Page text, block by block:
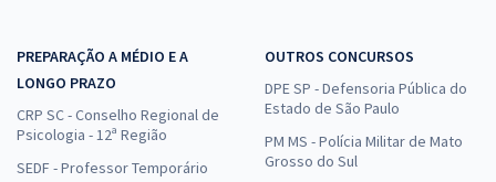
PREPARAÇÃO A MÉDIO E A
LONGO PRAZO
CRP SC - Conselho Regional de
Psicologia - 12ª Região
SEDF - Professor Temporário
OUTROS CONCURSOS
DPE SP - Defensoria Pública do
Estado de São Paulo
PM MS - Polícia Militar de Mato
Grosso do Sul